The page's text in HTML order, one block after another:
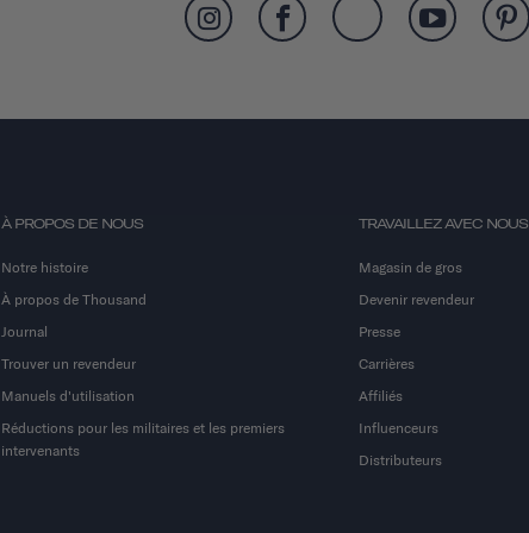
À PROPOS DE NOUS
Notre histoire
À propos de Thousand
Journal
Trouver un revendeur
Manuels d'utilisation
Réductions pour les militaires et les premiers
intervenants
TRAVAILLEZ AVEC NOUS
Magasin de gros
Devenir revendeur
Presse
Carrières
Affiliés
Influenceurs
Distributeurs